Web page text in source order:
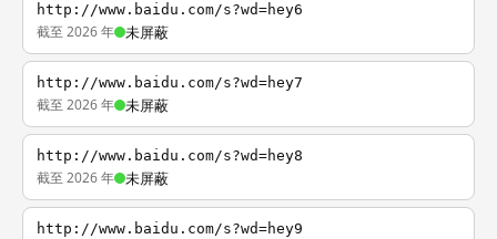
http://www.baidu.com/s?wd=hey6
截至 2026 年 未屏蔽
http://www.baidu.com/s?wd=hey7
截至 2026 年 未屏蔽
http://www.baidu.com/s?wd=hey8
截至 2026 年 未屏蔽
http://www.baidu.com/s?wd=hey9